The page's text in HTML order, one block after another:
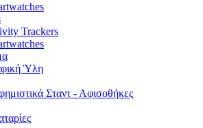
Trackers
Ύλη
Σταντ - Αφισοθήκες